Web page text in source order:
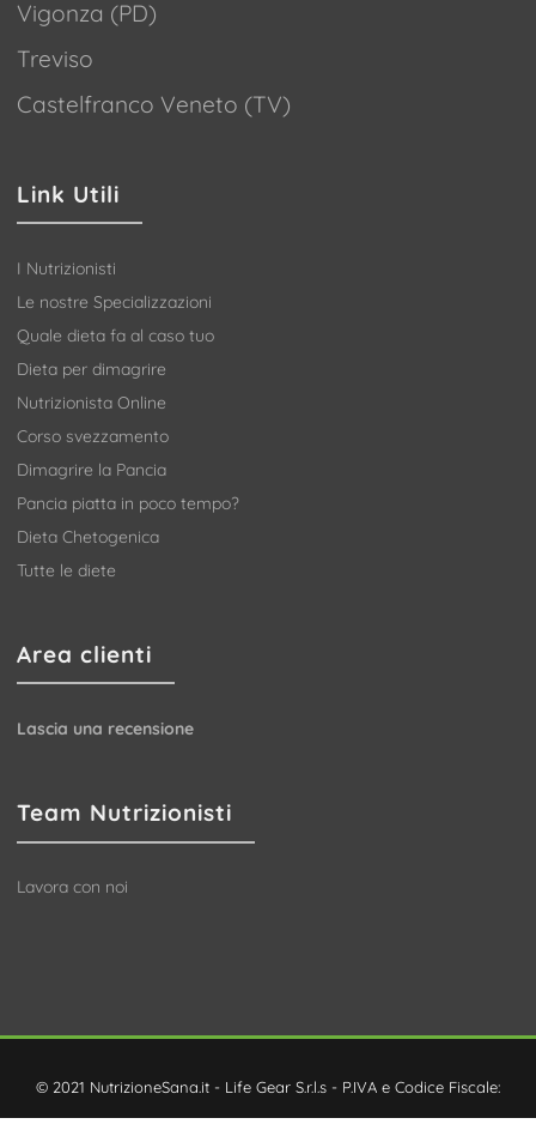
Vigonza (PD)
Treviso
Castelfranco Veneto (TV)
Link Utili
I Nutrizionisti
Le nostre Specializzazioni
Quale dieta fa al caso tuo
Dieta per dimagrire
Nutrizionista Online
Corso svezzamento
Dimagrire la Pancia
Pancia piatta in poco tempo?
Dieta Chetogenica
Tutte le diete
Area clienti
Lascia una recensione
Team Nutrizionisti
Lavora con noi
© 2021 NutrizioneSana.it - Life Gear S.r.l.s - P.IVA e Codice Fiscale: